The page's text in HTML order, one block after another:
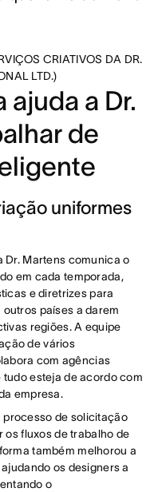
CRIATIVOS DA DR.
LTD.)
ajuda a Dr.
de
uniformes
Dr. Martens comunica o
em cada temporada,
e diretrizes para
países a darem
regiões. A equipe
de vários
com agências
esteja de acordo com
empresa.
processo de solicitação
fluxos de trabalho de
também melhorou a
os designers a
o